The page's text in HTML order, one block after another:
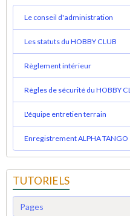
Le conseil d'administration
Les statuts du HOBBY CLUB
Règlement intérieur
Règles de sécurité du HOBBY CL
L'équipe entretien terrain
Enregistrement ALPHA TANGO
TUTORIELS